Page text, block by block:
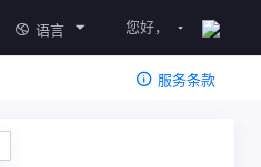
语言 您好，
服务条款